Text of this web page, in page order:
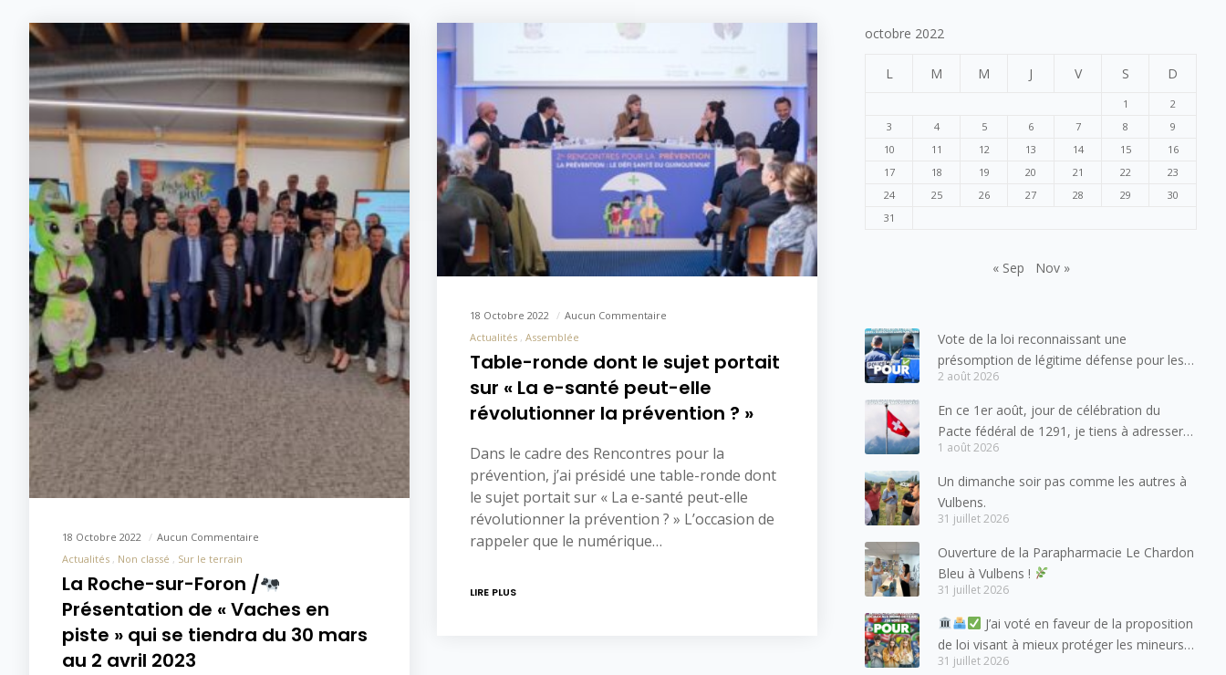
18 Octobre 2022
Aucun Commentaire
Actualités
Non classé Sur le terrain
La Roche-sur-Foron /
Présentation de « Vaches en
piste » qui se tiendra du 30 mars
au 2 avril 2023
18 Octobre 2022
Aucun Commentaire
Actualités Assemblée
Table-ronde dont le sujet portait
sur « La e-santé peut-elle
révolutionner la prévention ? »
Dans le cadre des Rencontres pour la
prévention, j’ai présidé une table-ronde dont
le sujet portait sur « La e-santé peut-elle
révolutionner la prévention ? » L’occasion de
rappeler que le numérique…
LIRE PLUS
octobre 2022
L M M J V S D
1
2
3
4 5 6 7 8
9
10
11 12 13 14 15
16
17
18 19 20 21 22
23
24
25 26 27 28 29
30
31
« Sep Nov »
Vote de la loi reconnaissant une
présomption de légitime défense pour les
forces de l’ordre
2 août 2026
En ce 1er août, jour de célébration du
Pacte fédéral de 1291, je tiens à adresser
mes meilleures salutations à nos voisins et
amis suisses, et plus particulièrement aux
habitants du bassin genevois et de l’arc
lémanique, avec lesquels la Haute-Savoie
1 août 2026
Un dimanche soir pas comme les autres à
Vulbens.
31 juillet 2026
Ouverture de la Parapharmacie Le Chardon
Bleu à Vulbens !
31 juillet 2026
J’ai voté en faveur de la proposition
de loi visant à mieux protéger les mineurs
des risques liés à l’utilisation des réseaux
31 juillet 2026